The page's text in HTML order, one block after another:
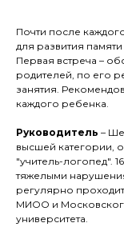
Почти после
для развития
Первая встреча –
родителей, по его
занятия.
каждого ребенка.
Руководитель –
высшей категории,
"учитель-логопед".
тяжелыми
регулярно
МИОО и
университета.